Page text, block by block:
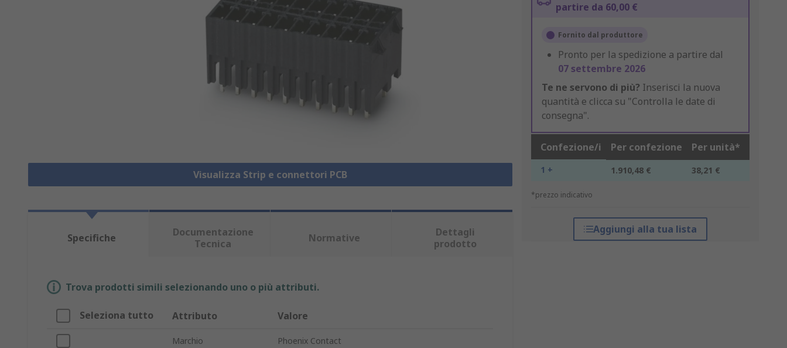
Visualizza Strip e connettori PCB
partire da 60,00 €
Fornito dal produttore
Pronto per la spedizione a partire dal
07 settembre 2026
Te ne servono di più? Inserisci la nuova
quantità e clicca su "Controlla le date di
consegna".
Confezione/i Per confezione Per unità*
1 + 1.910,48 € 38,21 €
*prezzo indicativo
Aggiungi alla tua lista
Specifiche
Documentazione
Tecnica
Normative
Dettagli
prodotto
Trova prodotti simili selezionando uno o più attributi.
Seleziona tutto Attributo Valore
Marchio Phoenix Contact